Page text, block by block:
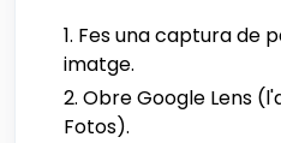
Fes una captura de
imatge.
Obre Google Lens
Fotos).